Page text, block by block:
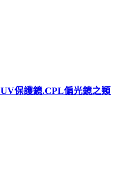
保護鏡.CPL偏光鏡之類